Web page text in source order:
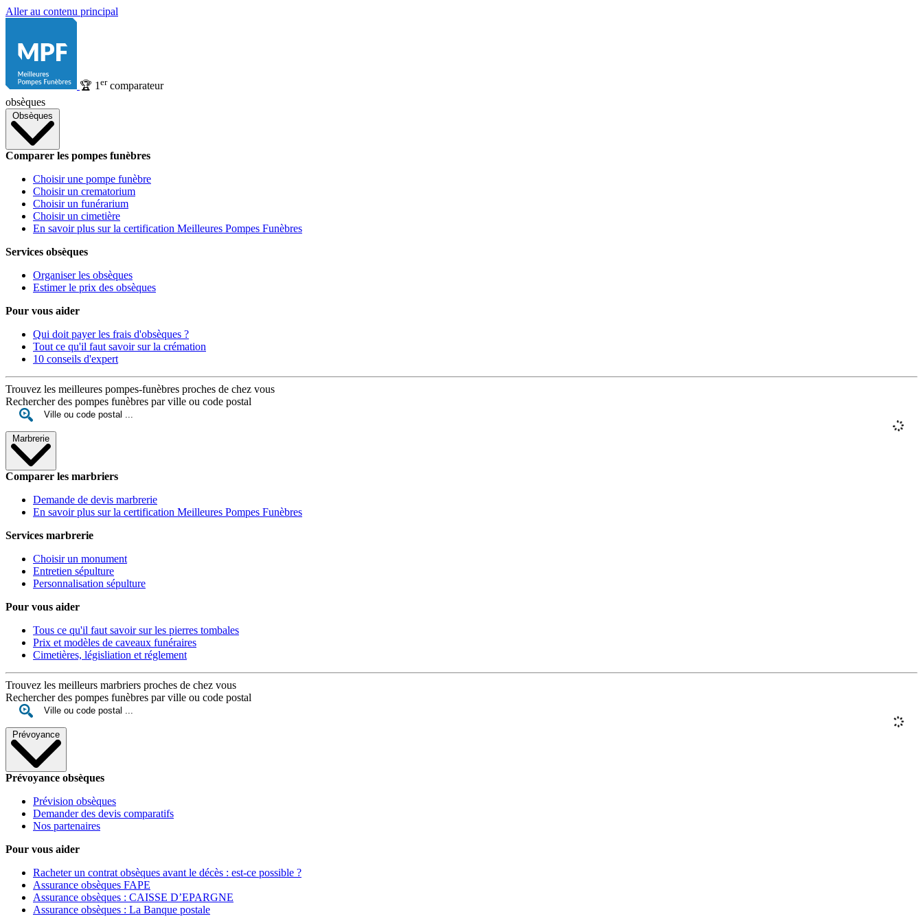
Aller au contenu principal
🏆 1 ercomparateur
obsèques
Obsèques
Comparer les pompes funèbres
Choisir une pompe funèbre
Choisir un crematorium
Choisir un funérarium
Choisir un cimetière
En savoir plus sur la certification Meilleures Pompes Funèbres
Services obsèques
Organiser les obsèques
Estimer le prix des obsèques
Pour vous aider
Qui doit payer les frais d'obsèques ?
Tout ce qu'il faut savoir sur la crémation
10 conseils d'expert
Trouvez les meilleures pompes-funèbres proches de chez vous
Rechercher des pompes funèbres par ville ou code postal
Marbrerie
Comparer les marbriers
Demande de devis marbrerie
En savoir plus sur la certification Meilleures Pompes Funèbres
Services marbrerie
Choisir un monument
Entretien sépulture
Personnalisation sépulture
Pour vous aider
Tous ce qu'il faut savoir sur les pierres tombales
Prix et modèles de caveaux funéraires
Cimetières, législiation et réglement
Trouvez les meilleurs marbriers proches de chez vous
Rechercher des pompes funèbres par ville ou code postal
Prévoyance
Prévoyance obsèques
Prévision obsèques
Demander des devis comparatifs
Nos partenaires
Pour vous aider
Racheter un contrat obsèques avant le décès : est-ce possible ?
Assurance obsèques FAPE
Assurance obsèques : CAISSE D’EPARGNE
Assurance obsèques : La Banque postale